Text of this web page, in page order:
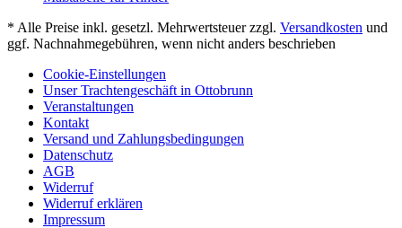
* Alle Preise inkl. gesetzl. Mehrwertsteuer zzgl. Versandkosten und
ggf. Nachnahmegebühren, wenn nicht anders beschrieben
Cookie-Einstellungen
Unser Trachtengeschäft in Ottobrunn
Veranstaltungen
Kontakt
Versand und Zahlungsbedingungen
Datenschutz
AGB
Widerruf
Widerruf erklären
Impressum